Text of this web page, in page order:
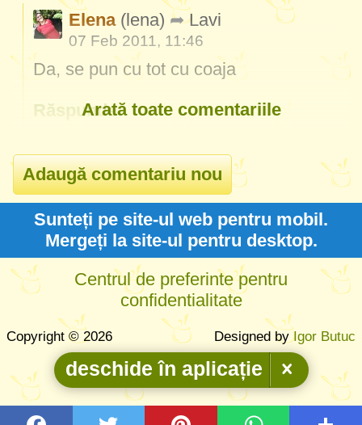
Elena (lena) Lavi
07 Feb 2011, 11:46
Da, se pun cu tot cu coaja
RăspundeArată toate comentariile
Sunteți pe site-ul web pentru mobil.
Mergeți la site-ul pentru desktop.
Centrul de preferinte pentru
confidentialitate
Copyright © 2026 Designed byIgor Butuc
deschide în aplicație